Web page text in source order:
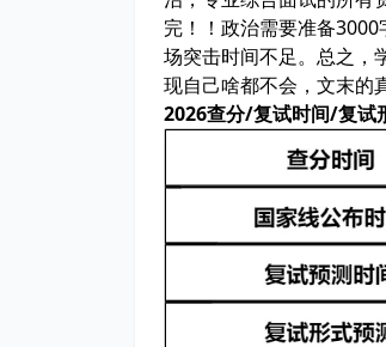
完 ！！政治需要准备
场突击时间不足。总之，
现自己啥都不会， 文末的
2026查分/复试时间/复试